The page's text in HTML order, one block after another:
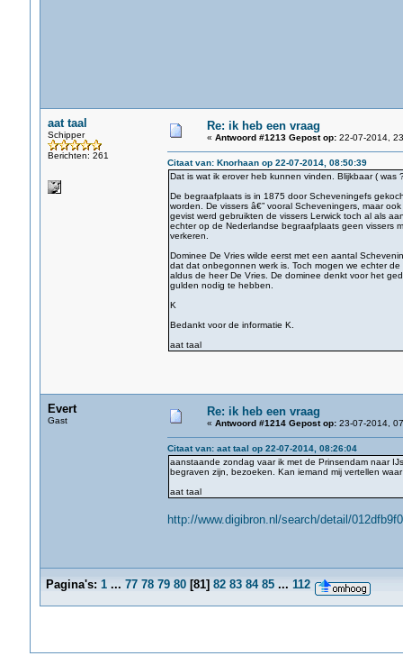
aat taal
Schipper
Berichten: 261
Re: ik heb een vraag
« Antwoord #1213 Gepost op:22-07-2014,
Citaat van: Knorhaan op 22-07-2014, 08:50:39
Dat is wat ik erover heb kunnen vinden. Blijkbaar (
De begraafplaats is in 1875 door Scheveningefs
worden. De vissers â€” vooral Scheveningers, maar
gevist werd gebruikten de vissers Lerwick toch al als
echter op de Nederlandse begraafplaats geen vissers
verkeren.
Dominee De Vries wilde eerst met een aantal
dat dat onbegonnen werk is. Toch mogen we echter
aldus de heer De Vries. De dominee denkt voor het
gulden nodig te hebben.
K
Bedankt voor de informatie K.
aat taal
Evert
Gast
Re: ik heb een vraag
« Antwoord #1214 Gepost op:23-07-2014,
Citaat van: aat taal op 22-07-2014, 08:26:04
aanstaande zondag vaar ik met de Prinsendam naar
begraven zijn, bezoeken. Kan iemand mij vertellen
aat taal
http://www.digibron.nl/search/detail/
Pagina's: 1 ... 77 78 79 80[81] 82 83 84 85 ... 112